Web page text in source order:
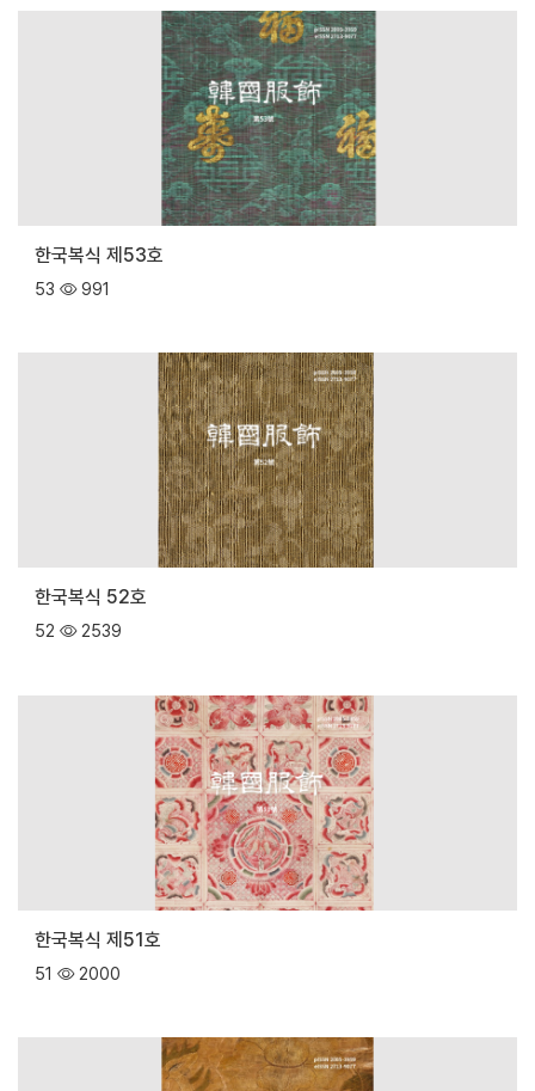
한국복식 제53호
53 991
한국복식 52호
52 2539
한국복식 제51호
51 2000